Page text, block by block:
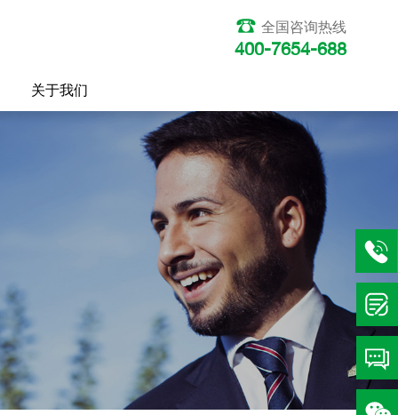
全国咨询热线
400-7654-688
关于我们